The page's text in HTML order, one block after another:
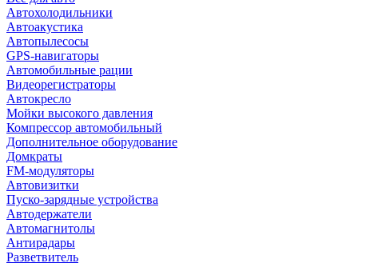
Автохолодильники
Автоакустика
Автопылесосы
GPS-навигаторы
Автомобильные рации
Видеорегистраторы
Автокресло
Мойки высокого давления
Компрессор автомобильный
Дополнительное оборудование
Домкраты
FM-модуляторы
Автовизитки
Пуско-зарядные устройства
Автодержатели
Автомагнитолы
Антирадары
Разветвитель